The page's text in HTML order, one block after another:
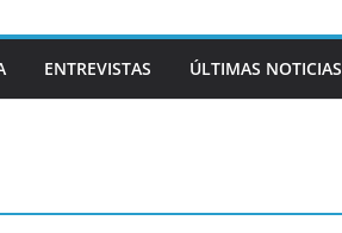
ENTREVISTAS ÚLTIMAS NOTICIAS